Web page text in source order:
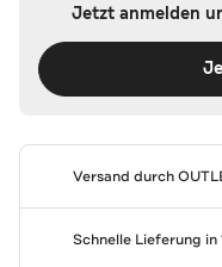
Jetzt anmelden
Versand durch
Schnelle Lieferung in